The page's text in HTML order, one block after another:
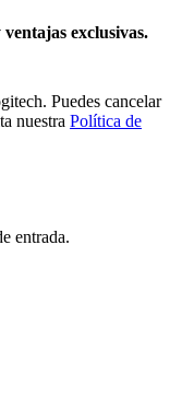
exclusivas.
Puedes cancelar
nuestra Política de
entrada.